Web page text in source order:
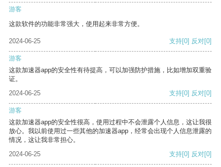
游客
这款软件的功能非常强大，使用起来非常方便。
2024-06-25 支持[0] 反对[0]
游客
这款加速器app的安全性有待提高，可以加强防护措施，比如增加双重验
证。
2024-06-25
支持[0] 反对[0]
游客
这款加速器app的安全性很高，使用过程中不会泄露个人信息，这让我很
放心。我以前使用过一些其他的加速器app，经常会出现个人信息泄露的
情况，这让我非常担心。
2024-06-25
支持[0] 反对[0]